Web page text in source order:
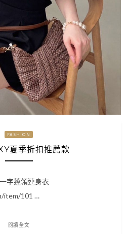
FASHION
夏季折扣推薦款
字蓬領連身衣
item/101 …
閱讀全文